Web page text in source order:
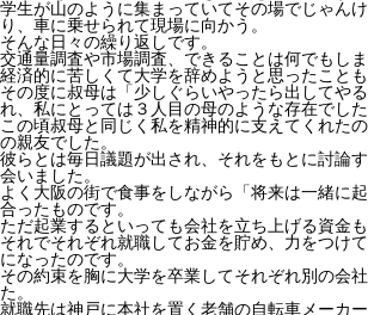
学生が山のように集まっていてその場でじゃん
り、車に乗せられて現場に向かう。
そんな日々の繰り返しです。
交通量調査や市場調査、できることは何でもしま
経済的に苦しくて大学を辞めようと思ったことも
その度に叔母は「少しぐらいやったら出してや
れ、私にとっては３人目の母のような存在でした
この頃叔母と同じく私を精神的に支えてくれた
の親友でした。
彼らとは毎日議題が出され、それをもとに討論
会いました。
よく大阪の街で食事をしながら「将来は一緒に
合ったものです。
ただ起業するといっても会社を立ち上げる資金も
それでそれぞれ就職してお金を貯め、力をつけ
になったのです。
その約束を胸に大学を卒業してそれぞれ別の会
た。
就職先は神戸に本社を置く老舗の自転車メーカ